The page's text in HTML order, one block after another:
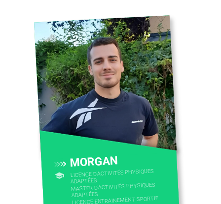
CONTACTEZ-NOUS
MORGAN
LICENCE D’ACTIVITÉS PHYSIQUES
ADAPTÉES
MASTER D'ACTIVITÉS PHYSIQUES
ADAPTÉES
LICENCE ENTRAINEMENT SPORTIF